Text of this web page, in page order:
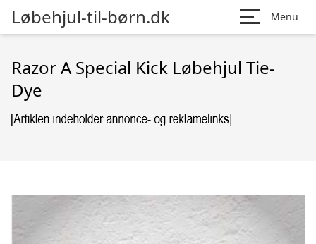
Løbehjul-til-børn.dk Menu
Razor A Special Kick Løbehjul Tie-
Dye